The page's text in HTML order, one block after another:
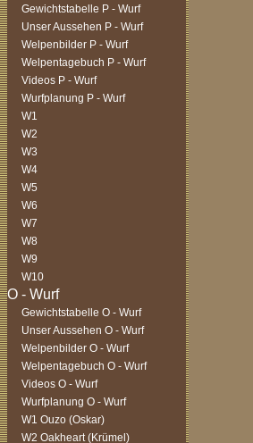
Gewichtstabelle P - Wurf
Unser Aussehen P - Wurf
Welpenbilder P - Wurf
Welpentagebuch P - Wurf
Videos P - Wurf
Wurfplanung P - Wurf
W1
W2
W3
W4
W5
W6
W7
W8
W9
W10
Gewichtstabelle O - Wurf
Unser Aussehen O - Wurf
Welpenbilder O - Wurf
Welpentagebuch O - Wurf
Videos O - Wurf
Wurfplanung O - Wurf
W1 Ouzo (Oskar)
W2 Oakheart (Krümel)